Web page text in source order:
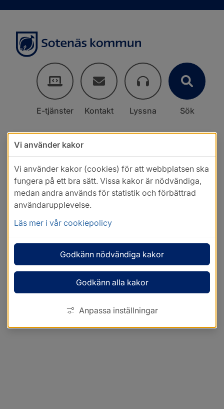
E-tjänster Kontakt Lyssna Sök
Vi använder kakor
Vi använder kakor (cookies) för att webbplatsen ska
fungera på ett bra sätt. Vissa kakor är nödvändiga,
medan andra används för statistik och förbättrad
användarupplevelse.
Läs mer i vår cookiepolicy
Godkänn nödvändiga kakor
Godkänn alla kakor
Anpassa inställningar